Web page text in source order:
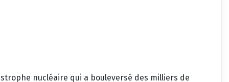
nucléaire qui a bouleversé des milliers de